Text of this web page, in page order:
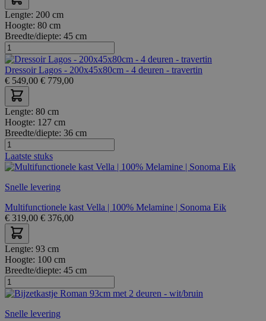
Lengte: 200 cm
Hoogte: 80 cm
Breedte/diepte: 45 cm
Dressoir Lagos - 200x45x80cm - 4 deuren - travertin
€ 549,00 € 779,00
Lengte: 80 cm
Hoogte: 127 cm
Breedte/diepte: 36 cm
Laatste stuks
Snelle levering
Multifunctionele kast Vella | 100% Melamine | Sonoma Eik
€ 319,00 € 376,00
Lengte: 93 cm
Hoogte: 100 cm
Breedte/diepte: 45 cm
Snelle levering